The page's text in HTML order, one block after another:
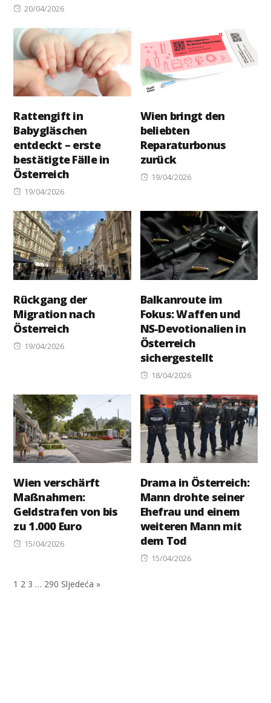
Posted
20/04/2026
Rattengift in
Babygläschen
entdeckt – erste
bestätigte Fälle in
Österreich
Posted
19/04/2026
Wien bringt den
beliebten
Reparaturbonus
zurück
Posted
19/04/2026
Rückgang der
Migration nach
Österreich
Posted
19/04/2026
Balkanroute im
Fokus: Waffen und
NS-Devotionalien in
Österreich
sichergestellt
Posted
18/04/2026
Wien verschärft
Maßnahmen:
Geldstrafen von bis
zu 1.000 Euro
Posted
15/04/2026
Drama in Österreich:
Mann drohte seiner
Ehefrau und einem
weiteren Mann mit
dem Tod
Posted
15/04/2026
1 2 3 … 290 Sljedeća »